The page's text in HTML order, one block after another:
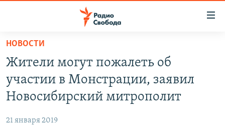
упрощенного
доступа
основному
Вернутся
АВТОРСКИЕ ПРОЕКТЫ
МНЕНИЯ
НОВОСТИ
Жители могут пожалеть об
участии в Монстрации, заявил
Новосибирский митрополит
21 января 2019